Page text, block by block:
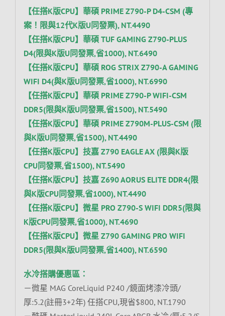
【任搭K版CPU】華碩 PRIME Z790-P D4-CSM (專
案！限與12代K版U同發票), NT.4490
【任搭K版CPU】華碩 TUF GAMING Z790-PLUS
D4(限與K版U同發票,省1000), NT.6490
【任搭K版CPU】華碩 ROG STRIX Z790-A GAMING
WIFI D4(與K版U同發票,省1000), NT.6990
【任搭K版CPU】華碩 PRIME Z790-P WIFI-CSM
DDR5(限與K版U同發票,省1500), NT.5490
【任搭K版CPU】華碩 PRIME Z790M-PLUS-CSM (限
與K版U同發票,省1500), NT.4490
【任搭K版CPU】技嘉 Z790 EAGLE AX (限與K版
CPU同發票,省1500), NT.5490
【任搭K版CPU】技嘉 Z690 AORUS ELITE DDR4(限
與K版CPU同發票,省1000), NT.4490
【任搭K版CPU】微星 PRO Z790-S WIFI DDR5(限與
K版CPU同發票,省1000), NT.4690
【任搭K版CPU】微星 Z790 GAMING PRO WIFI
DDR5(限與K版U同發票,省1400), NT.6590
水冷搭購優惠區：
－微星 MAG CoreLiquid P240 /鏡面烤漆冷頭/
厚:5.2(註冊3+2年) 任搭CPU,現省$800, NT.1790